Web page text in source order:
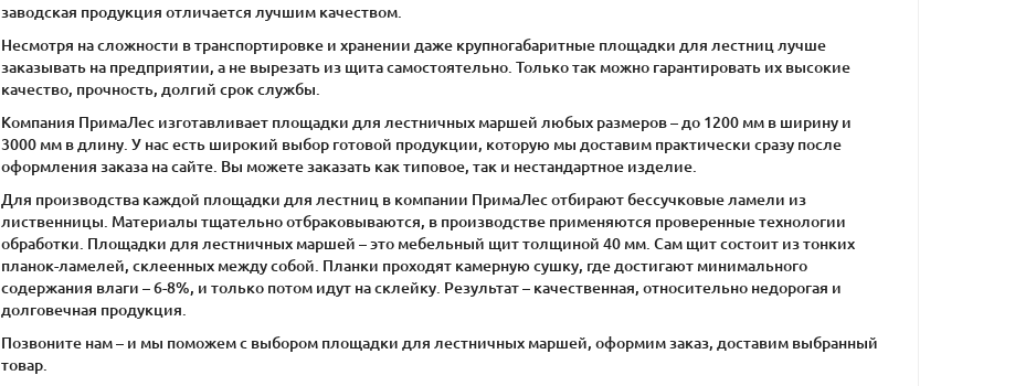
заводская продукция отличается лучшим качеством.
Несмотря на сложности в транспортировке и хранении даже крупногабаритные площадки для лестниц лучше
заказывать на предприятии, а не вырезать из щита самостоятельно. Только так можно гарантировать их высокие
качество, прочность, долгий срок службы.
Компания ПримаЛес изготавливает площадки для лестничных маршей любых размеров – до 1200 мм в ширину и
3000 мм в длину. У нас есть широкий выбор готовой продукции, которую мы доставим практически сразу после
оформления заказа на сайте. Вы можете заказать как типовое, так и нестандартное изделие.
Для производства каждой площадки для лестниц в компании ПримаЛес отбирают бессучковые ламели из
лиственницы. Материалы тщательно отбраковываются, в производстве применяются проверенные технологии
обработки. Площадки для лестничных маршей – это мебельный щит толщиной 40 мм. Сам щит состоит из тонких
планок-ламелей, склеенных между собой. Планки проходят камерную сушку, где достигают минимального
содержания влаги – 6-8%, и только потом идут на склейку. Результат – качественная, относительно недорогая и
долговечная продукция.
Позвоните нам – и мы поможем с выбором площадки для лестничных маршей, оформим заказ, доставим выбранный
товар.